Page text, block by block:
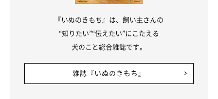
『いぬのきもち』は、飼い主さんの
“知りたい”“伝えたい”にこたえる
犬のこと総合雑誌です。
雑誌『いぬのきもち』